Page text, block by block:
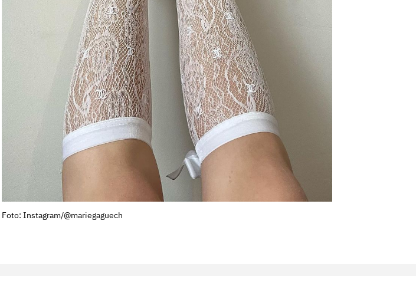
Foto: Instagram/@mariegaguech